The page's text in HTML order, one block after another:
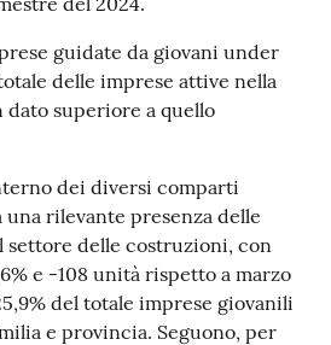
guidate da giovani under
delle imprese attive nella
superiore a quello
dei diversi comparti
rilevante presenza delle
settore delle costruzioni, con
e -108 unità rispetto a marzo
del totale imprese giovanili
e provincia. Seguono, per